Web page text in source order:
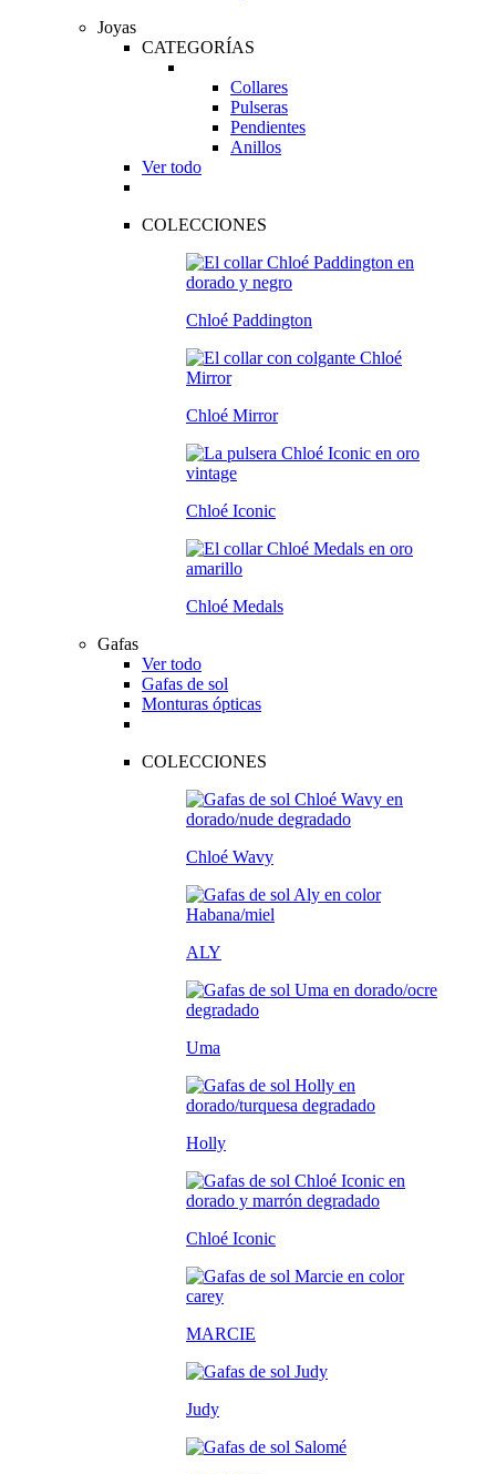
Joyas
CATEGORÍAS
Collares
Pulseras
Pendientes
Anillos
Ver todo
COLECCIONES
Chloé Paddington
Chloé Mirror
Chloé Iconic
Chloé Medals
Gafas
Ver todo
Gafas de sol
Monturas ópticas
COLECCIONES
Chloé Wavy
ALY
Uma
Holly
Chloé Iconic
MARCIE
Judy